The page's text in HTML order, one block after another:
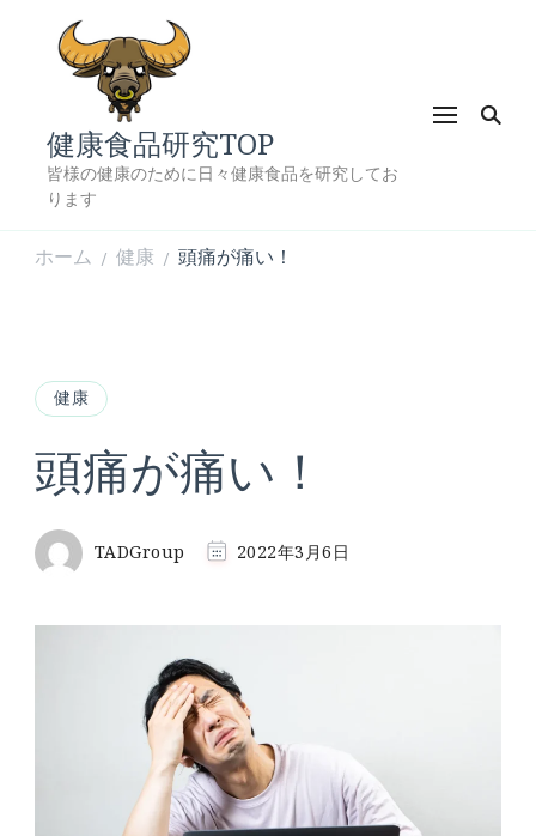
健康食品研究TOP
皆様の健康のために日々健康食品を研究してお
ります
ホーム / 健康 / 頭痛が痛い！
健康
頭痛が痛い！
TADGroup 2022年3月6日